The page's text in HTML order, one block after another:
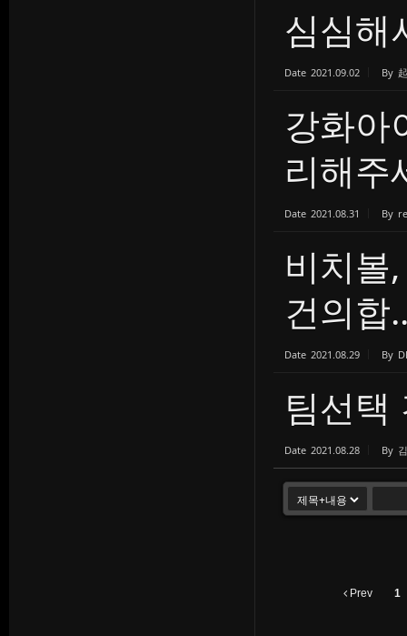
심심해
Date 2021.09.02 By
강화아
리해주
Date 2021.08.31 By
비치
건의합
Date 2021.08.29 By
팀선택
Date 2021.08.28 By
Prev 1